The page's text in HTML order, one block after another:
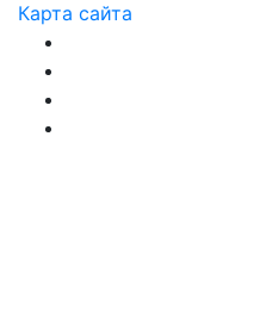
Карта сайта